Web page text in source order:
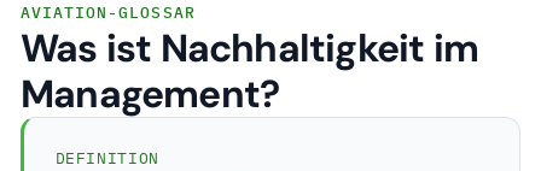
AVIATION-GLOSSAR
Was ist Nachhaltigkeit im
Management?
DEFINITION